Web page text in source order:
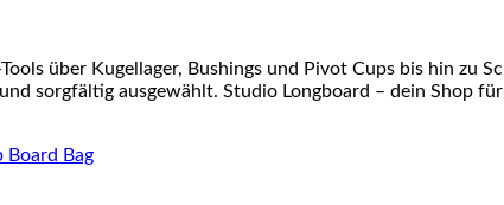
über Kugellager, Bushings und Pivot Cups bis hin zu
sorgfältig ausgewählt. Studio Longboard – dein Shop